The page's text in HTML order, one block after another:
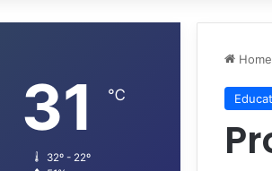
Home
31 ℃
32º - 22º